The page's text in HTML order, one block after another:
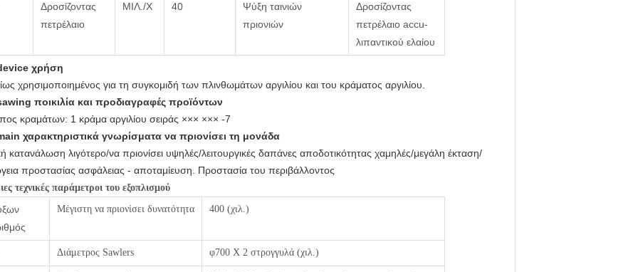
Δροσίζοντας
πετρέλαιο
ΜΙΛ./Χ 40
Ψύξη ταινιών
πριονιών
Δροσίζοντας
πετρέλαιο accu-
λιπαντικού ελαίου
χρήση
χρησιμοποιημένος για τη συγκομιδή των πλινθωμάτων αργιλίου και του κράματος αργιλίου.
ποικιλία και προδιαγραφές προϊόντων
κραμάτων: 1 κράμα αργιλίου σειράς ××× ××× -7
χαρακτηριστικά γνωρίσματα να πριονίσει τη μονάδα
κατανάλωση λιγότερο/να πριονίσει υψηλές/λειτουργικές δαπάνες αποδοτικότητας χαμηλές/μεγάλη έκταση/
προστασίας ασφάλειας - αποταμίευση. Προστασία του περιβάλλοντος
τεχνικές παράμετροι του εξοπλισμού
Μέγιστη να πριονίσει δυνατότητα 400 (χιλ.)
Διάμετρος Sawlers φ700 Χ 2 στρογγυλά (χιλ.)